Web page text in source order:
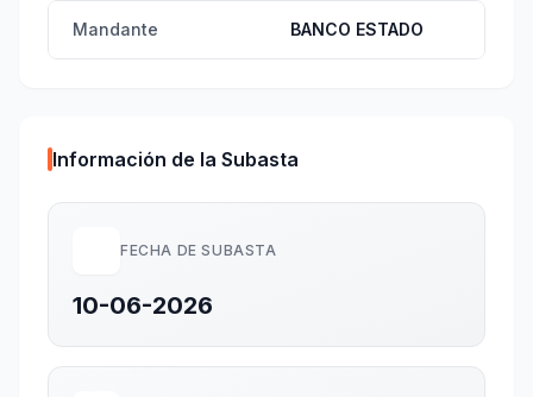
Mandante BANCO ESTADO
Información de la Subasta
FECHA DE SUBASTA
10-06-2026